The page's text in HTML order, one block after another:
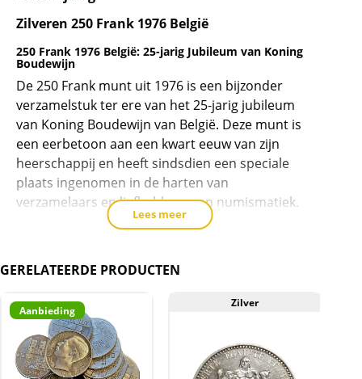
wachtlijst
dit
product
toe
te
voegen
Zilveren 250 Frank 1976 België
250 Frank 1976 België: 25-jarig Jubileum van Koning
Boudewijn
De 250 Frank munt uit 1976 is een bijzonder
verzamelstuk ter ere van het 25-jarig jubileum
van Koning Boudewijn van België. Deze munt is
een eerbetoon aan een kwart eeuw van zijn
heerschappij en heeft sindsdien een speciale
plaats ingenomen in de harten van
verzamelaars en liefhebbers van numismatiek.
De munt komt in 4 varianten voor, Vlaams en
maken geen verschil in deze en kunnen ook
geen varianten uitzoeken voor u!
Historische Achtergrond van de 250 Frank Munt
In 1951 besteeg Koning Boudewijn de troon, en
in 1976 vierde België zijn zilveren jubileum. Ter
gelegenheid van dit belangrijke evenement
Lees meer
GERELATEERDE PRODUCTEN
Aanbieding
Zilver